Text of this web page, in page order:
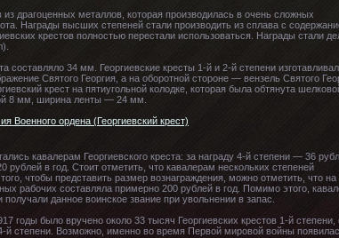
драгоценных металлов, которая производилась в очень сложных
Награды высших степеней стали производить из сплава с
крестов полностью перестали использоваться. Награды стали
34 мм. Георгиевские кресты 1-й и 2-й степени
Святого Георгия, а на оборотной стороне — вензель Святого
крест на пятиугольной колодке, которая была обтянута
8 мм, ширина ленты — 24 мм.
кавалерам Георгиевского креста: за награду 4-й степени — 36
в год. Стоит отметить, что кавалерам нескольких степеней
чтобы представить размер вознаграждения, можно отметить, что на
рабочих составляла примерно 200 рублей в год. Помимо этого,
данное воинское звание при увольнении в запас.
было вручено около 33 тысяч Георгиевских крестов 1-й степени,
й степени. Возможно, именно во время Первой мировой войны